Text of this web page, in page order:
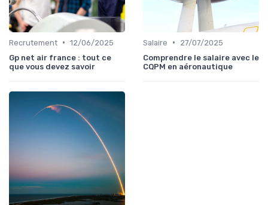
Recrutement • 12/06/2025
Gp net air france : tout ce
que vous devez savoir
Salaire •
27/07/2025
Comprendre le salaire avec le
CQPM en aéronautique